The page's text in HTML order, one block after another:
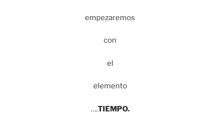
empezaremos
con
el
elemento
….TIEMPO.